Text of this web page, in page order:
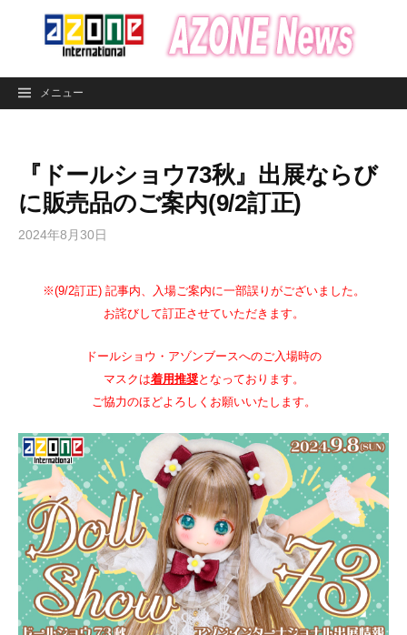
ン
メニュー
『ドールショウ73秋』出展ならび
に販売品のご案内(9/2訂正)
2024年8月30日
※(9/2訂正) 記事内、入場ご案内に一部誤りがございました。
お詫びして訂正させていただきます。
ドールショウ・アゾンブースへのご入場時の
マスクは着用推奨となっております。
ご協力のほどよろしくお願いいたします。